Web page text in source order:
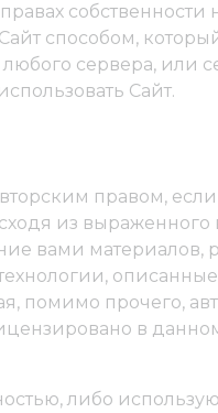
способом,
сервера, или
Сайт.
правом, если
из
вами
описанные
помимо прочего,
в
либо